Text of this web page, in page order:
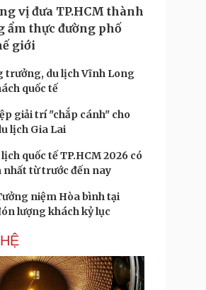
Podcast
Câu chuyện thời sự
Đọc truyện đêm khuya
Cửa sổ tình yêu
Kể chuyện cho bé
Hạt giống tâm hồn
vị đưa TP.HCM thành
ẩm thực đường phố
giới
trưởng, du lịch Vĩnh Long
quốc tế
giải trí "chắp cánh" cho
lịch Gia Lai
quốc tế TP.HCM 2026 có
nhất từ trước đến nay
niệm Hòa bình tại
lượng khách kỷ lục